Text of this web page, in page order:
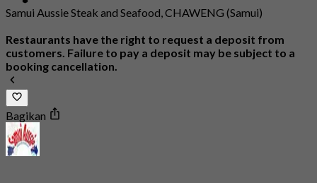
Samui Aussie Steak and Seafood, CHAWENG (Samui)
Restaurants have the right to request a deposit from
customers. Failure to pay a deposit may be subject to a
booking cancellation.
Bagikan